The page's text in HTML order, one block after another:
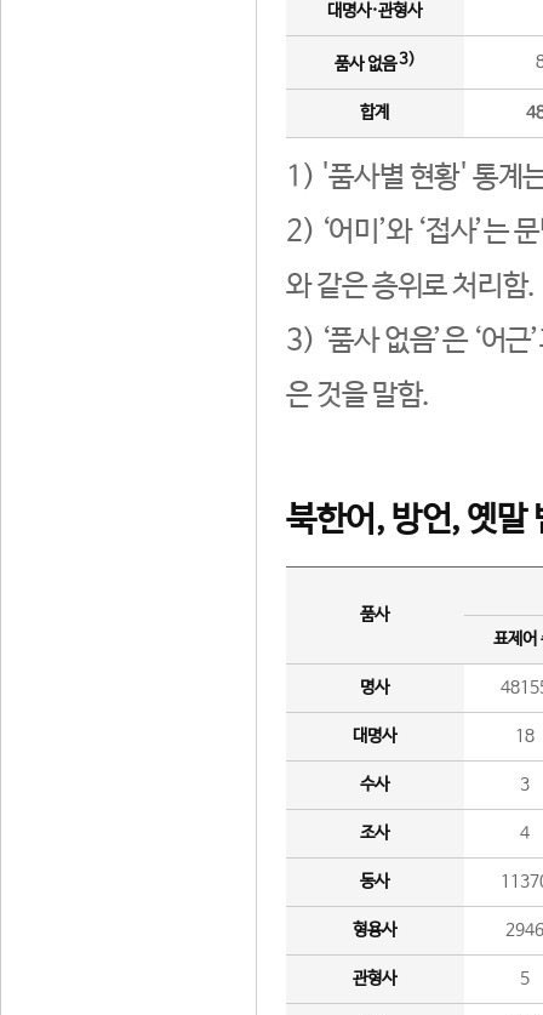
대명사·관형사
품사 없음3)
합계
1) '품사별 현황' 통계
2) ‘어미’와 ‘접사’는
와 같은 층위로 처리함.
3) ‘품사 없음’은 ‘어
은 것을 말함.
북한어, 방언, 옛말
품사
표제어
명사
대명사 18
수사 3
조사 4
동사
형용사 2946
관형사 5